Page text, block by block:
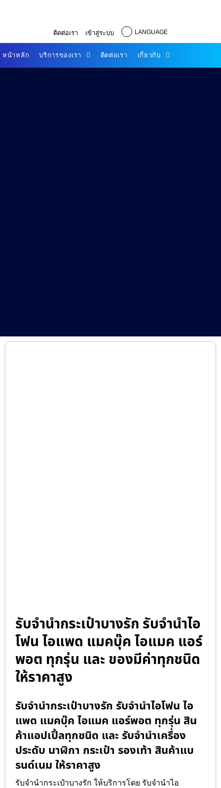
ติดต่อเรา เข้าสู่ระบบ LANGUAGE
หน้าหลัก บริการของเรา ติดต่อเรา เกี่ยวกับ
รับจำนำกระเป๋าบางรัก รับจำนำไอ
โฟน ไอแพด แมคบุ๊ค ไอแมค แอร์
พอต ทุกรุ่น และ ของมีค่าทุกชนิด
ให้ราคาสูง
รับจำนำกระเป๋าบางรัก รับจำนำไอโฟน ไอ
แพด แมคบุ๊ค ไอแมค แอร์พอต ทุกรุ่น สิน
ค้าแอปเปิ้ลทุกชนิด และ รับจำนำเครื่อง
ประดับ นาฬิกา กระเป๋า รองเท้า สินค้าแบ
รนด์เนม ให้ราคาสูง
รับจำนำกระเป๋าบางรัก ให้บริการโดย รับจํานําไอ